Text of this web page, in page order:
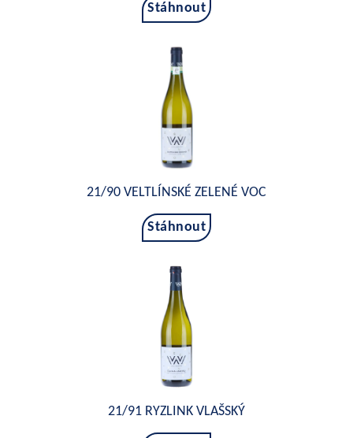
Stáhnout
21/90 VELTLÍNSKÉ ZELENÉ VOC
Stáhnout
21/91 RYZLINK VLAŠSKÝ